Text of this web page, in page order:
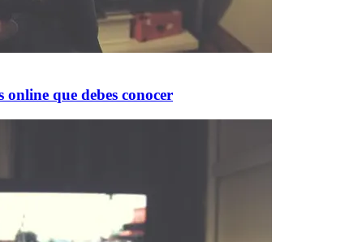
que debes conocer